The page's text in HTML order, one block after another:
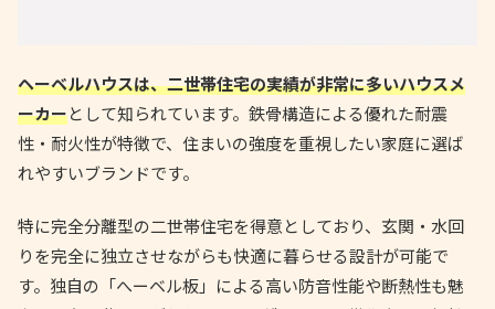
ヘーベルハウスは、二世帯住宅の実績が非常に多いハウスメ
ーカーとして知られています。鉄骨構造による優れた耐震
性・耐火性が特徴で、住まいの強度を重視したい家庭に選ば
れやすいブランドです。
特に完全分離型の二世帯住宅を得意としており、玄関・水回
りを完全に独立させながらも快適に暮らせる設計が可能で
す。独自の「へーベル板」による高い防音性能や断熱性も魅